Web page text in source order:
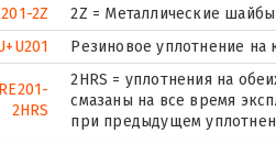
2Z
2Z = Металлические
Резиновое уплотнение
2HRS
2HRS = уплотнения на
смазаны на все время
при предыдущем